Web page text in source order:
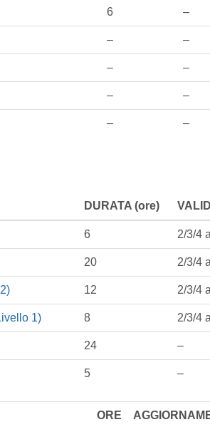
6 –
– –
– –
– –
– –
DURATA (ore)
6 2/3/4
20 2/3/4
12 2/3/4
1) 8 2/3/4
24 –
5 –
ORE